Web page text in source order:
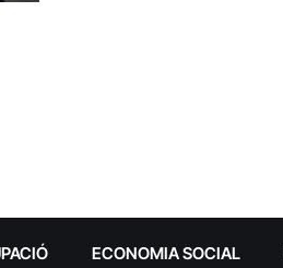
ECONOMIA SOCIAL